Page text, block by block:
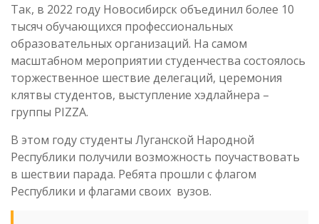
Так, в 2022 году Новосибирск объединил более 10
тысяч обучающихся профессиональных
образовательных организаций. На самом
масштабном мероприятии студенчества состоялось
торжественное шествие делегаций, церемония
клятвы студентов, выступление хэдлайнера –
группы PIZZA.
В этом году студенты Луганской Народной
Республики получили возможность поучаствовать
в шествии парада. Ребята прошли с флагом
Республики и флагами своих вузов.